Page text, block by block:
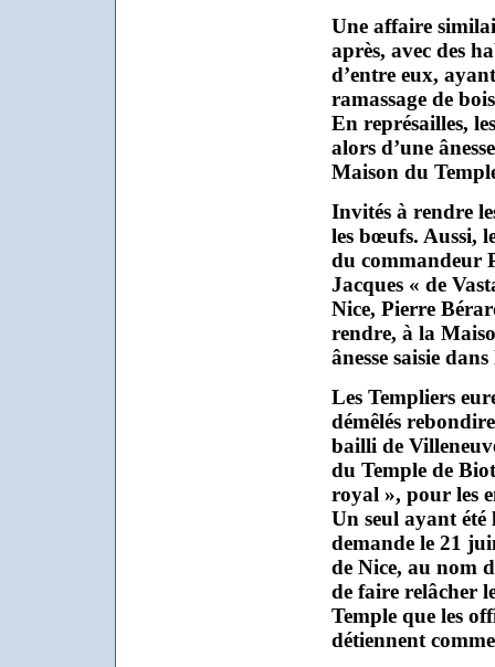
Une affaire
après, avec des
d’entre eux,
ramassage de
En représailles,
alors d’une
Maison du
Invités à rendre
les bœufs. Aussi,
du commandeur
Jacques « de
Nice, Pierre
rendre, à la
ânesse saisie
Les Templiers
démêlés
bailli de
du Temple de
royal », pour les
Un seul ayant été
demande le 21
de Nice, au nom
de faire relâcher
Temple que les
détiennent